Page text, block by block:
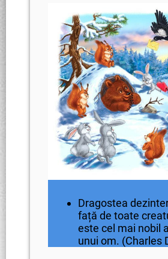
Dragostea
față de toate
este cel mai nobil
unui om. (Charles